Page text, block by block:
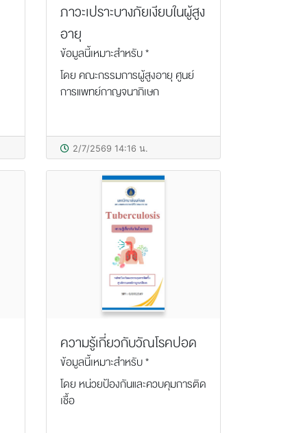
ภาวะเปราะบางภัยเงียบในผู้สูง
อายุ
ข้อมูลนี้เหมาะสำหรับ *
โดย คณะกรรมการผู้สูงอายุ ศูนย์
การแพทย์กาญจนาภิเษก
2/7/2569 14:16 น.
ความรู้เกี่ยวกับวัณโรคปอด
ข้อมูลนี้เหมาะสำหรับ *
โดย หน่วยป้องกันและควบคุมการติด
เชื้อ